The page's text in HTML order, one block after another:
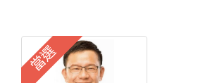
當選